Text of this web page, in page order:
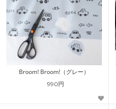
Broom! Broom!（グレー）
990円